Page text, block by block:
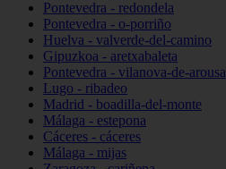
Pontevedra - redondela
Pontevedra - o-porriño
Huelva - valverde-del-camino
Gipuzkoa - aretxabaleta
Pontevedra - vilanova-de-arousa
Lugo - ribadeo
Madrid - boadilla-del-monte
Málaga - estepona
Cáceres - cáceres
Málaga - mijas